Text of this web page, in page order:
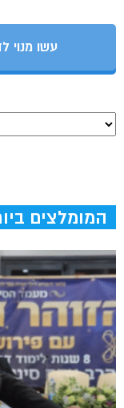
עשו מנוי
המומלצים